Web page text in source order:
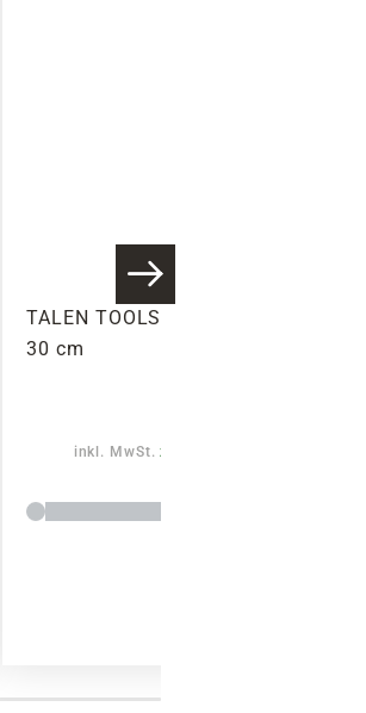
TALEN TOOLS Blumenkelle,
30 cm
inkl. MwSt.zzgl. Versandkosten